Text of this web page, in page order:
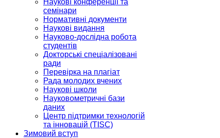
Наукові конференції та
семінари
Нормативні документи
Наукові видання
Науково-дослідна робота
студентів
Докторські спеціалізовані
ради
Перевірка на плагіат
Рада молодих вчених
Наукові школи
Науковометричні бази
даних
Центр підтримки технологій
та інновацій (TISC)
Зимовий вступ